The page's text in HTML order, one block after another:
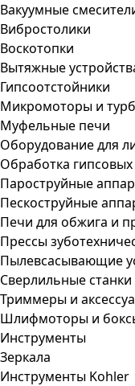
Вакуумные
Вибростолики
Воскотопки
Вытяжные
Гипсоотстойники
Микромоторы и
Муфельные печи
Оборудование для
Обработка
Пароструйные
Пескоструйные
Печи для обжига и
Прессы
Пылевсасывающие
Сверлильные станки
Триммеры и
Шлифмоторы и
Инструменты
Зеркала
Инструменты Kohler